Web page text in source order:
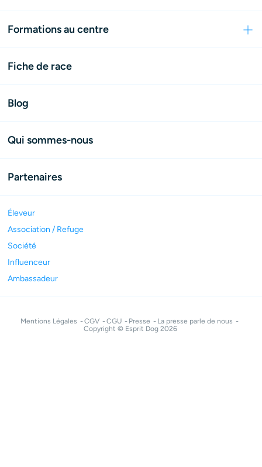
Formations au centre
Fiche de race
Blog
Qui sommes-nous
Partenaires
Éleveur
Association / Refuge
Société
Influenceur
Ambassadeur
Mentions Légales CGV CGU Presse
La presse parle de nous
Copyright © Esprit Dog 2026